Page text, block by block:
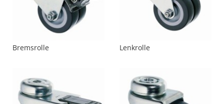
Bremsrolle Lenkrolle